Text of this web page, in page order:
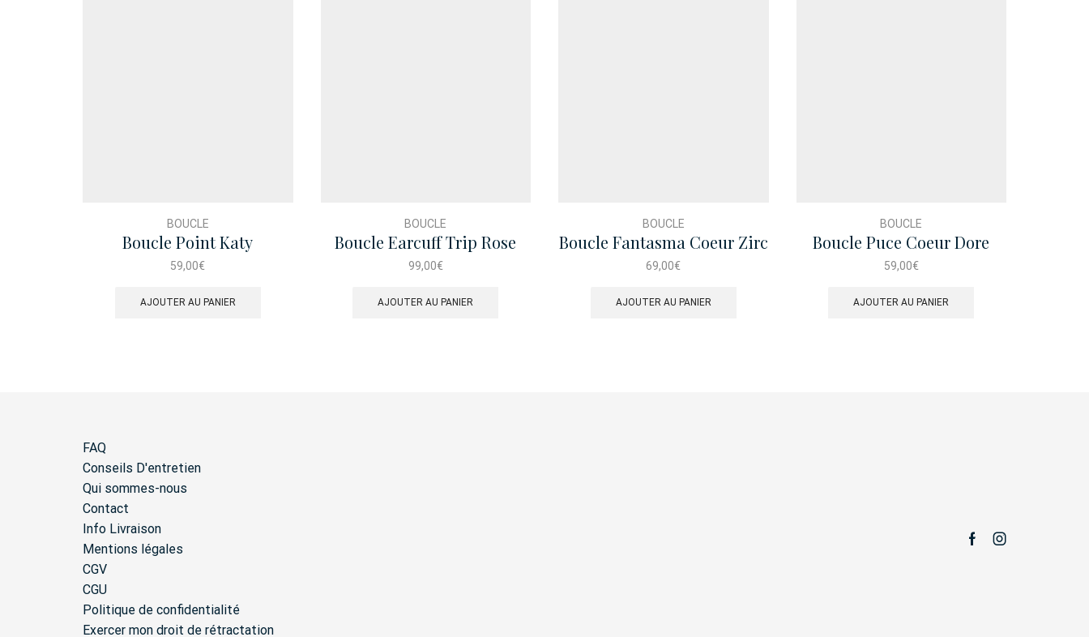
BOUCLE
Boucle Point Katy
59,00€
AJOUTER AU PANIER
BOUCLE
Boucle Earcuff Trip Rose
99,00€
AJOUTER AU PANIER
BOUCLE
Boucle Fantasma Coeur Zirc
69,00€
AJOUTER AU PANIER
BOUCLE
Boucle Puce Coeur Dore
Perle
59,00€
AJOUTER AU PANIER
FAQ
Conseils D'entretien
Qui sommes-nous
Contact
Info Livraison
Mentions légales
CGV
CGU
Politique de confidentialité
Exercer mon droit de rétractation
FacebookInstagram